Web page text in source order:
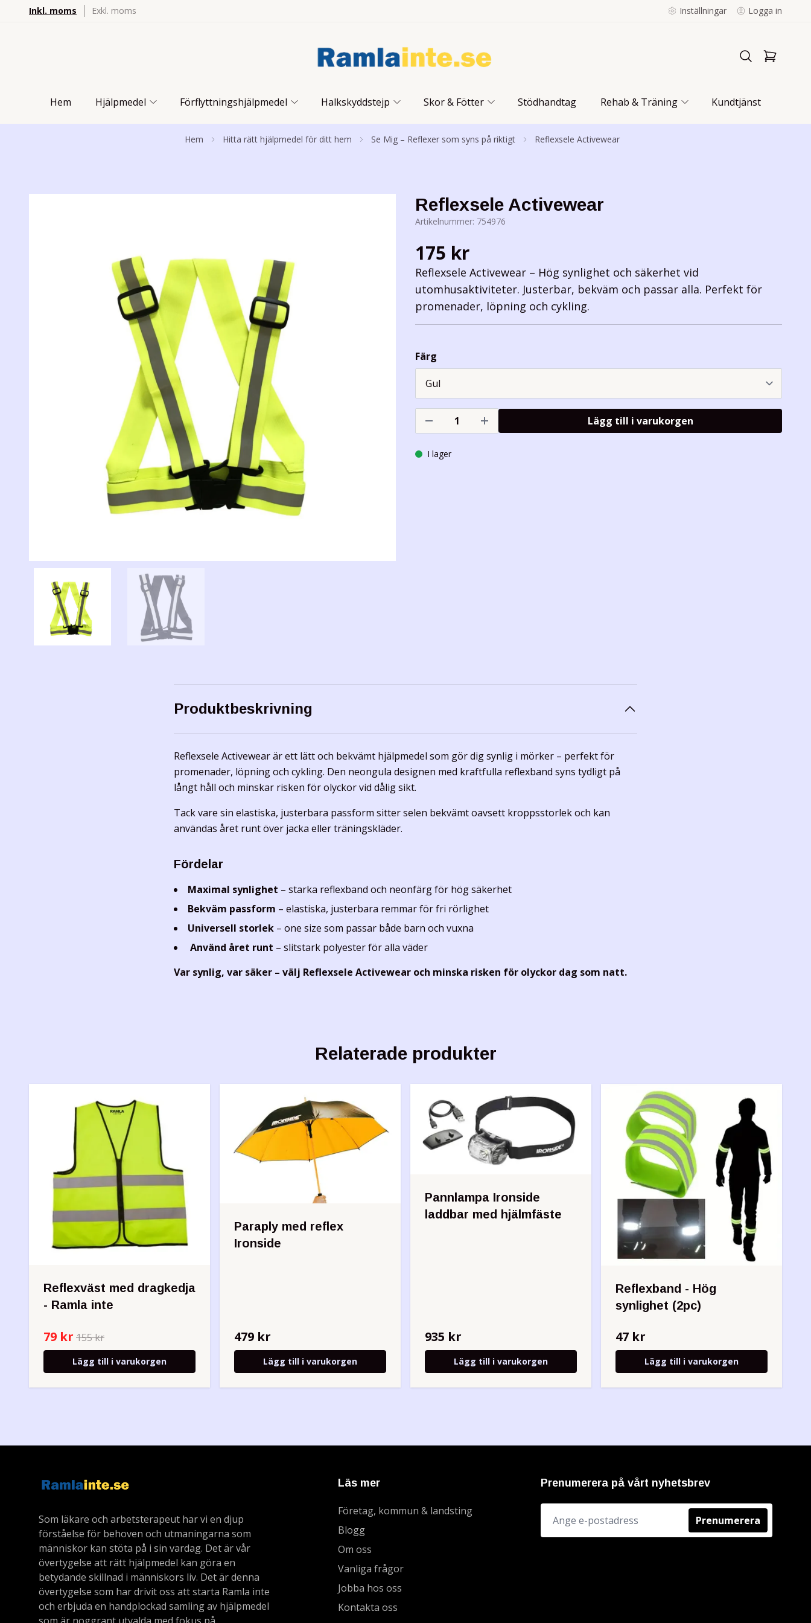
Inkl. moms Exkl. moms Inställningar Logga in
Hem Hjälpmedel Förflyttningshjälpmedel Halkskyddstejp Skor & Fötter Stödhandtag Rehab & Träning Kundtjänst
Hem Hitta rätt hjälpmedel för ditt hem Se Mig – Reflexer som syns på riktigt Reflexsele Activewear
Reflexsele Activewear
Artikelnummer: 754976
175 kr
Reflexsele Activewear – Hög synlighet och säkerhet vid
utomhusaktiviteter. Justerbar, bekväm och passar alla. Perfekt för
promenader, löpning och cykling.
Färg
Lägg till i varukorgen
I lager
Produktbeskrivning
Reflexsele Activewear är ett lätt och bekvämt hjälpmedel som gör dig synlig i mörker – perfekt för
promenader, löpning och cykling. Den neongula designen med kraftfulla reflexband syns tydligt på
långt håll och minskar risken för olyckor vid dålig sikt.
Tack vare sin elastiska, justerbara passform sitter selen bekvämt oavsett kroppsstorlek och kan
användas året runt över jacka eller träningskläder.
Fördelar
Maximal synlighet – starka reflexband och neonfärg för hög säkerhet
Bekväm passform – elastiska, justerbara remmar för fri rörlighet
Universell storlek – one size som passar både barn och vuxna
Använd året runt – slitstark polyester för alla väder
Var synlig, var säker – välj Reflexsele Activewear och minska risken för olyckor dag som natt.
Relaterade produkter
Reflexväst med dragkedja
- Ramla inte
79 kr 155 kr
Lägg till i varukorgen
Paraply med reflex
Ironside
479 kr
Lägg till i varukorgen
Pannlampa Ironside
laddbar med hjälmfäste
935 kr
Lägg till i varukorgen
Reflexband - Hög
synlighet (2pc)
47 kr
Lägg till i varukorgen
Som läkare och arbetsterapeut har vi en djup
förståelse för behoven och utmaningarna som
människor kan stöta på i sin vardag. Det är vår
övertygelse att rätt hjälpmedel kan göra en
betydande skillnad i människors liv. Det är denna
övertygelse som har drivit oss att starta Ramla inte
och erbjuda en handplockad samling av hjälpmedel
Läs mer
Företag, kommun & landsting
Blogg
Om oss
Vanliga frågor
Jobba hos oss
Kontakta oss
Prenumerera på vårt nyhetsbrev
Prenumerera